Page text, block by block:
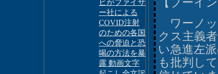
ビがファイザ
ー社による
COVID注射
のための各国
への脅迫と恐
喝の方法を暴
露 動画文字
ワーノッ
クス主義
い急進左
も批判し